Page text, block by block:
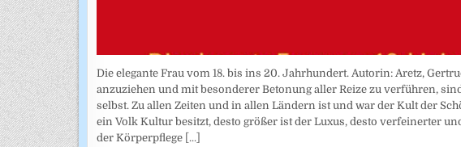
Die elegante Frau vom 18. bis ins 20. Jahrhundert. Autorin: Aretz,
anzuziehen und mit besonderer Betonung aller Reize zu verführen,
selbst. Zu allen Zeiten und in allen Ländern ist und war der Kult der
ein Volk Kultur besitzt, desto größer ist der Luxus, desto verfeinerter
der Körperpflege [...]